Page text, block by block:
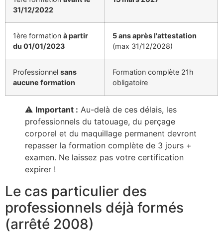
31/12/2022
1ère formation à partir
du 01/01/2023
5 ans après l'attestation
(max 31/12/2028)
Professionnel sans
aucune formation
Formation complète 21h
obligatoire
⚠️ Important : Au-delà de ces délais, les
professionnels du tatouage, du perçage
corporel et du maquillage permanent devront
repasser la formation complète de 3 jours +
examen. Ne laissez pas votre certification
expirer !
Le cas particulier des
professionnels déjà formés
(arrêté 2008)